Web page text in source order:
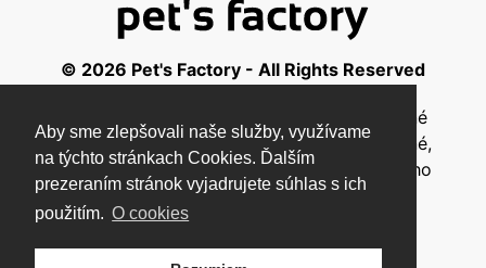
Aby sme zlepšovali naše služby, využívame
na týchto stránkach Cookies. Ďalším
prezeraním stránok vyjadrujete súhlas s ich
použitím. O cookies
© 2026 Pet's Factory - All Rights Reserved
Táto stránka a všetky jej súčasti sú chránené
autorským zákonom a nesmú byť kopírované,
rozmnožované ani inak šírené bez písomného
súhlasu autora.